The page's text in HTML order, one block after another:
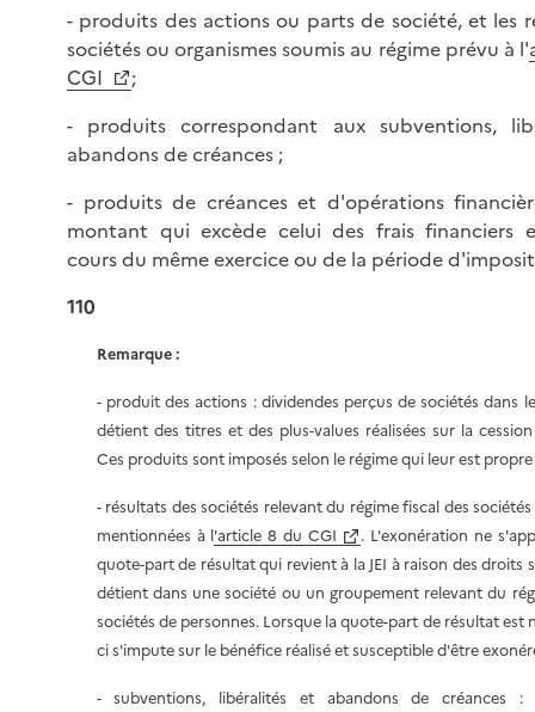
- produits des actions ou parts de société, et les
sociétés ou organismes soumis au régime prévu à l'
CGI
;
- produits correspondant aux subventions,
abandons de créances ;
- produits de créances et d'opérations
montant qui excède celui des frais financiers
cours du même exercice ou de la période
110
Remarque :
- produit des actions : dividendes perçus de sociétés dans
détient des titres et des plus-values réalisées sur la
Ces produits sont imposés selon le régime qui leur est propre
- résultats des sociétés relevant du régime fiscal des
mentionnées à l'article 8 du CGI
. L'exonération ne
quote-part de résultat qui revient à la JEI à raison des droits
détient dans une société ou un groupement relevant du
sociétés de personnes. Lorsque la quote-part de résultat est
ci s'impute sur le bénéfice réalisé et susceptible d'être
- subventions, libéralités et abandons de créances :